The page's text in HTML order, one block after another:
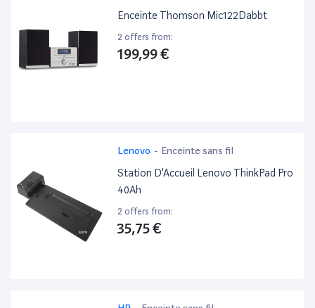
Enceinte Thomson Mic122Dabbt
2 offers from:
199,99 €
Lenovo - Enceinte sans fil
Station D'Accueil Lenovo ThinkPad Pro
40Ah
2 offers from:
35,75 €